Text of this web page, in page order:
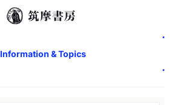
Information & Topics